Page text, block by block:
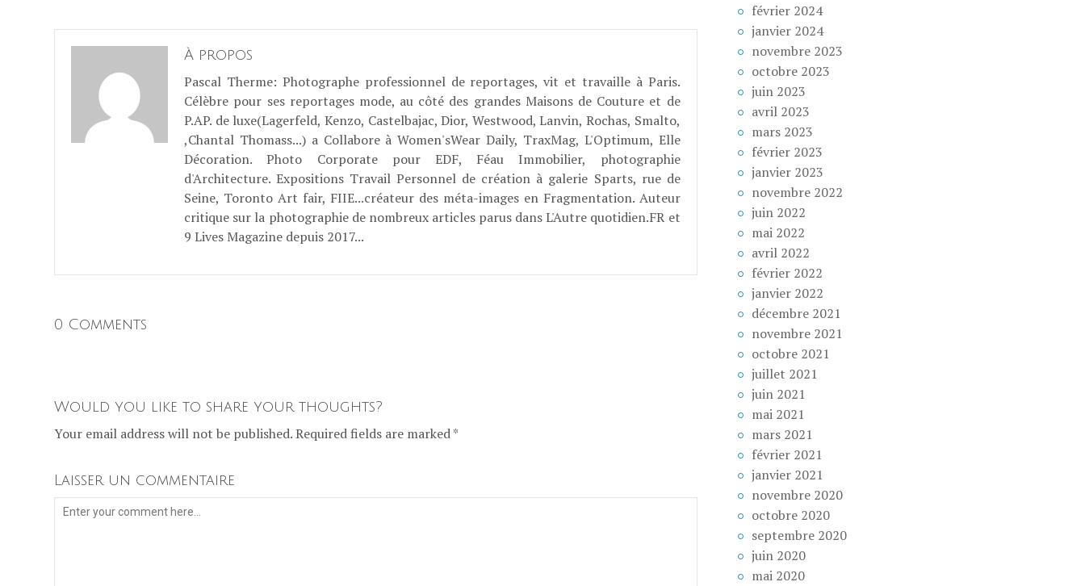
À propos
Pascal Therme: Photographe professionnel de reportages, vit et travaille à Paris.
Célèbre pour ses reportages mode, au côté des grandes Maisons de Couture et de
P.AP. de luxe(Lagerfeld, Kenzo, Castelbajac, Dior, Westwood, Lanvin, Rochas, Smalto,
,Chantal Thomass...) a Collabore à Women'sWear Daily, TraxMag, L'Optimum, Elle
Décoration. Photo Corporate pour EDF, Féau Immobilier, photographie
d'Architecture. Expositions Travail Personnel de création à galerie Sparts, rue de
Seine, Toronto Art fair, FIIE...créateur des méta-images en Fragmentation. Auteur
critique sur la photographie de nombreux articles parus dans L'Autre quotidien.FR et
9 Lives Magazine depuis 2017...
0 Comments
Would you like to share your thoughts?
Your email address will not be published. Required fields are marked *
Laisser un commentaire
février 2024
janvier 2024
novembre 2023
octobre 2023
juin 2023
avril 2023
mars 2023
février 2023
janvier 2023
novembre 2022
juin 2022
mai 2022
avril 2022
février 2022
janvier 2022
décembre 2021
novembre 2021
octobre 2021
juillet 2021
juin 2021
mai 2021
mars 2021
février 2021
janvier 2021
novembre 2020
octobre 2020
septembre 2020
juin 2020
mai 2020